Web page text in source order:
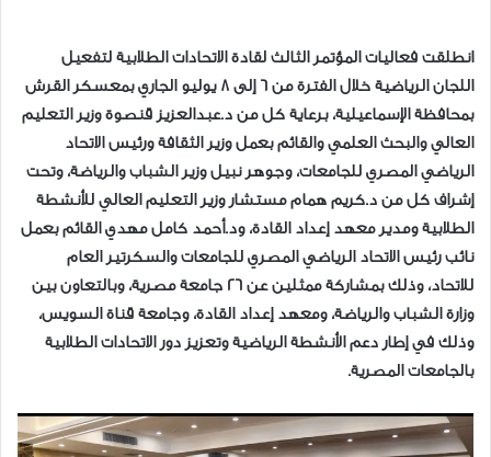
انطلقت فعاليات المؤتمر الثالث لقادة الاتحادات الطلابية لتفعيل
اللجان الرياضية خلال الفترة من 6 إلى 8 يوليو الجاري بمعسكر القرش
بمحافظة الإسماعيلية، برعاية كل من د.عبدالعزيز قنصوة وزير التعليم
العالي والبحث العلمي والقائم بعمل وزير الثقافة ورئيس الاتحاد
الرياضي المصري للجامعات، وجوهر نبيل وزير الشباب والرياضة، وتحت
إشراف كل من د.كريم همام مستشار وزير التعليم العالي للأنشطة
الطلابية ومدير معهد إعداد القادة، ود.أحمد كامل مهدي القائم بعمل
نائب رئيس الاتحاد الرياضي المصري للجامعات والسكرتير العام
للاتحاد، وذلك بمشاركة ممثلين عن 26 جامعة مصرية، وبالتعاون بين
وزارة الشباب والرياضة، ومعهد إعداد القادة، وجامعة قناة السويس،
وذلك في إطار دعم الأنشطة الرياضية وتعزيز دور الاتحادات الطلابية
بالجامعات المصرية.